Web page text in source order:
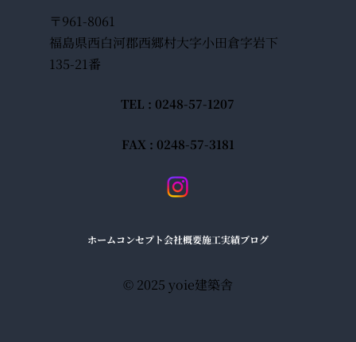
〒961-8061
福島県西白河郡西郷村大字小田倉字岩下
135-21番
TEL : 0248-57-1207
FAX : 0248-57-3181
ホームコンセプト会社概要施工実績ブログ
© 2025 yoie建築舎